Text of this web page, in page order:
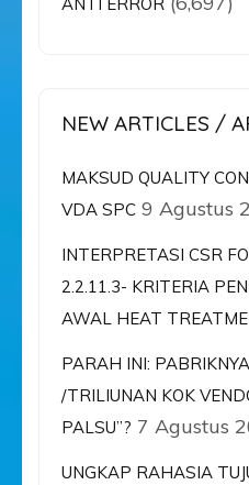
NEW ARTICLES /
MAKSUD QUALITY
VDA SPC 9 Agustus
INTERPRETASI CSR
2.2.11.3- KRITERIA
AWAL HEAT
PARAH INI:
/TRILIUNAN KOK
PALSU”? 7 Agustus
UNGKAP RAHASIA